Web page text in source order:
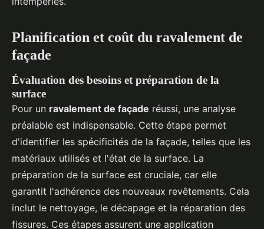
Planification et coût du ravalement de
façade
Évaluation des besoins et préparation de la
surface
Pour un ravalement de façade réussi, une analyse
préalable est indispensable. Cette étape permet
d'identifier les spécificités de la façade, telles que les
matériaux utilisés et l'état de la surface. La
préparation de la surface est cruciale, car elle
garantit l'adhérence des nouveaux revêtements. Cela
inclut le nettoyage, le décapage et la réparation des
fissures. Ces étapes assurent une application